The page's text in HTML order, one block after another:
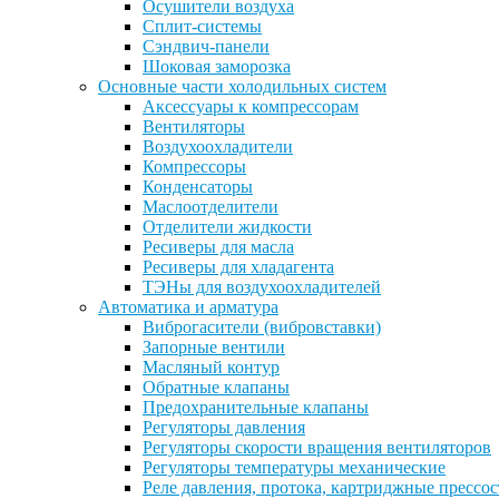
Осушители воздуха
Сплит-системы
Сэндвич-панели
Шоковая заморозка
Основные части холодильных систем
Аксессуары к компрессорам
Вентиляторы
Воздухоохладители
Компрессоры
Конденсаторы
Маслоотделители
Отделители жидкости
Ресиверы для масла
Ресиверы для хладагента
ТЭНы для воздухоохладителей
Автоматика и арматура
Виброгасители (вибровставки)
Запорные вентили
Масляный контур
Обратные клапаны
Предохранительные клапаны
Регуляторы давления
Регуляторы скорости вращения вентиляторов
Регуляторы температуры механические
Реле давления, протока, картриджные